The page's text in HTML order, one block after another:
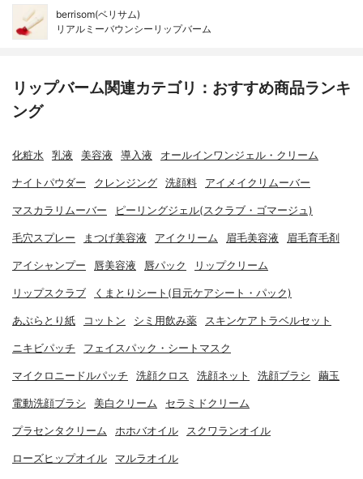
berrisom(ベリサム)
リアルミーバウンシーリップバーム
リップバーム関連カテゴリ：おすすめ商品ランキ
ング
化粧水 乳液 美容液 導入液 オールインワンジェル・クリーム
ナイトパウダー クレンジング 洗顔料 アイメイクリムーバー
マスカラリムーバー ピーリングジェル(スクラブ・ゴマージュ)
毛穴スプレー まつげ美容液 アイクリーム 眉毛美容液 眉毛育毛剤
アイシャンプー 唇美容液 唇パック リップクリーム
リップスクラブ くまとりシート(目元ケアシート・パック)
あぶらとり紙 コットン シミ用飲み薬 スキンケアトラベルセット
ニキビパッチ フェイスパック・シートマスク
マイクロニードルパッチ 洗顔クロス 洗顔ネット 洗顔ブラシ 繭玉
電動洗顔ブラシ 美白クリーム セラミドクリーム
プラセンタクリーム ホホバオイル スクワランオイル
ローズヒップオイル マルラオイル